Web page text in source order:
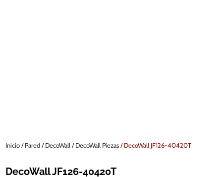
Inicio/Pared/DecoWall /DecoWall Piezas/ DecoWall JF126-40420T
DecoWall JF126-40420T